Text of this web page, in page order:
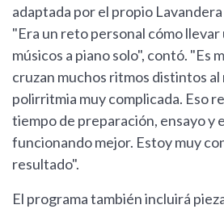
adaptada por el propio
"Era un reto personal cómo
músicos a piano solo", contó. "Es
cruzan muchos ritmos distintos al
polirritmia muy complicada. Eso
tiempo de preparación, ensayo y
funcionando mejor. Estoy muy
resultado".
El programa también incluirá